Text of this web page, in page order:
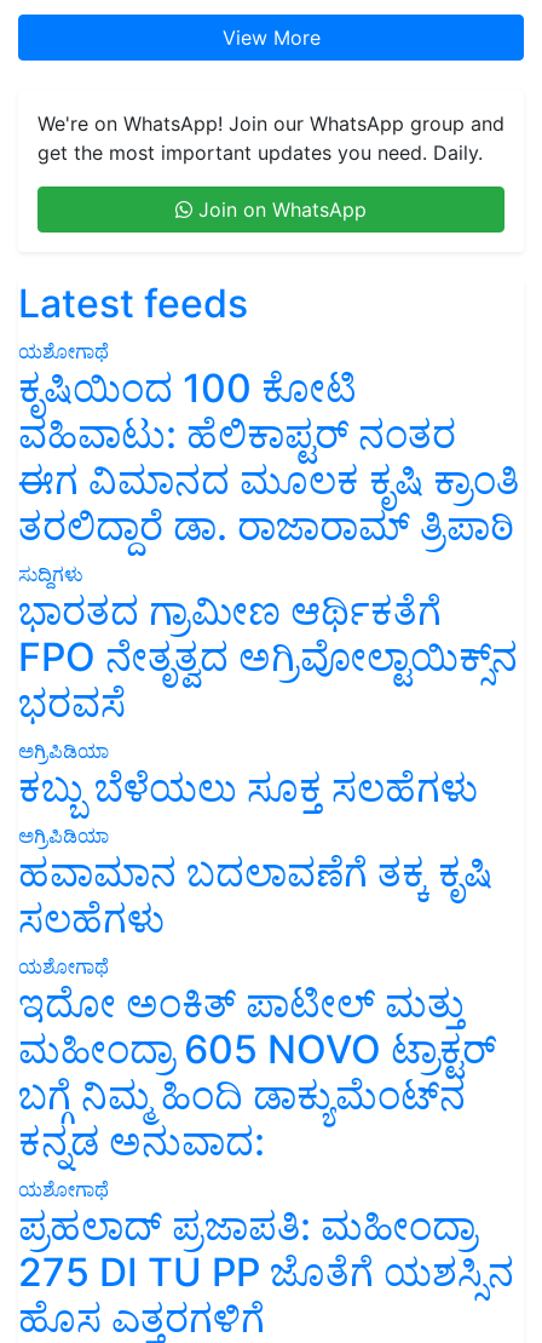
View More
We're on WhatsApp! Join our WhatsApp group and
get the most important updates you need. Daily.
Join on WhatsApp
Latest feeds
ಯಶೋಗಾಥೆ
ಕೃಷಿಯಿಂದ 100 ಕೋಟಿ
ವಹಿವಾಟು: ಹೆಲಿಕಾಪ್ಟರ್ ನಂತರ
ಈಗ ವಿಮಾನದ ಮೂಲಕ ಕೃಷಿ ಕ್ರಾಂತಿ
ತರಲಿದ್ದಾರೆ ಡಾ. ರಾಜಾರಾಮ್ ತ್ರಿಪಾಠಿ
ಸುದ್ದಿಗಳು
ಭಾರತದ ಗ್ರಾಮೀಣ ಆರ್ಥಿಕತೆಗೆ
FPO ನೇತೃತ್ವದ ಅಗ್ರಿವೋಲ್ಟಾಯಿಕ್ಸ್‌ನ
ಭರವಸೆ
ಅಗ್ರಿಪಿಡಿಯಾ
ಕಬ್ಬು ಬೆಳೆಯಲು ಸೂಕ್ತ ಸಲಹೆಗಳು
ಅಗ್ರಿಪಿಡಿಯಾ
ಹವಾಮಾನ ಬದಲಾವಣೆಗೆ ತಕ್ಕ ಕೃಷಿ
ಸಲಹೆಗಳು
ಯಶೋಗಾಥೆ
ಇದೋ ಅಂಕಿತ್ ಪಾಟೀಲ್ ಮತ್ತು
ಮಹೀಂದ್ರಾ 605 NOVO ಟ್ರಾಕ್ಟರ್
ಬಗ್ಗೆ ನಿಮ್ಮ ಹಿಂದಿ ಡಾಕ್ಯುಮೆಂಟ್‌ನ
ಕನ್ನಡ ಅನುವಾದ:
ಯಶೋಗಾಥೆ
ಪ್ರಹಲಾದ್ ಪ್ರಜಾಪತಿ: ಮಹೀಂದ್ರಾ
275 DI TU PP ಜೊತೆಗೆ ಯಶಸ್ಸಿನ
ಹೊಸ ಎತ್ತರಗಳಿಗೆ